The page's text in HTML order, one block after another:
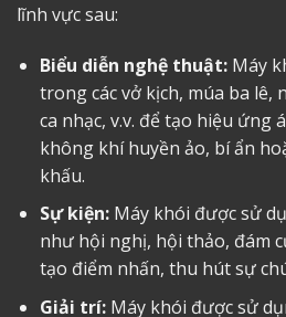
lĩnh vực sau:
Biểu diễn nghệ thuật:Máy
trong các vở kịch, múa ba lê,
ca nhạc, v.v. để tạo hiệu ứng
không khí huyền ảo, bí ẩn
khấu.
Sự kiện:Máy khói được sử
như hội nghị, hội thảo, đám
tạo điểm nhấn, thu hút sự
Giải trí:Máy khói được sử